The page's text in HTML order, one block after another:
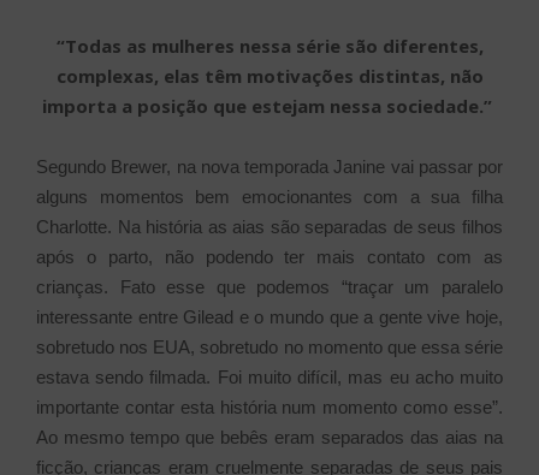
“Todas as mulheres nessa série são diferentes,
complexas, elas têm motivações distintas, não
importa a posição que estejam nessa sociedade.”
Segundo Brewer, na nova temporada Janine vai passar por
alguns momentos bem emocionantes com a sua filha
Charlotte. Na história as aias são separadas de seus filhos
após o parto, não podendo ter mais contato com as
crianças. Fato esse que podemos “traçar um paralelo
interessante entre Gilead e o mundo que a gente vive hoje,
sobretudo nos EUA, sobretudo no momento que essa série
estava sendo filmada. Foi muito difícil, mas eu acho muito
importante contar esta história num momento como esse”.
Ao mesmo tempo que bebês eram separados das aias na
ficção, crianças eram cruelmente separadas de seus pais